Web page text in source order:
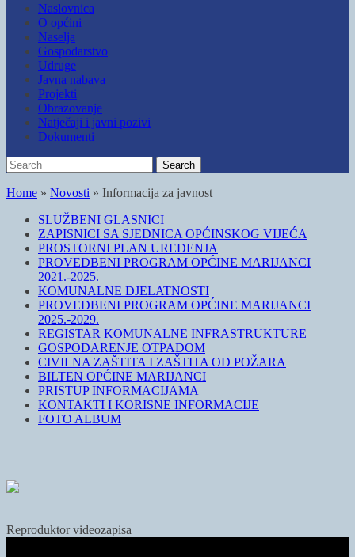
Toggle
mobile
menu
Naslovnica
O općini
Naselja
Gospodarstvo
Udruge
Javna nabava
Projekti
Obrazovanje
Natječaji i javni pozivi
Dokumenti
Search
for:
Search
Home » Novosti » Informacija za javnost
SLUŽBENI GLASNICI
ZAPISNICI SA SJEDNICA OPĆINSKOG VIJEĆA
PROSTORNI PLAN UREĐENJA
PROVEDBENI PROGRAM OPĆINE MARIJANCI
2021.-2025.
KOMUNALNE DJELATNOSTI
PROVEDBENI PROGRAM OPĆINE MARIJANCI
2025.-2029.
REGISTAR KOMUNALNE INFRASTRUKTURE
GOSPODARENJE OTPADOM
CIVILNA ZAŠTITA I ZAŠTITA OD POŽARA
BILTEN OPĆINE MARIJANCI
PRISTUP INFORMACIJAMA
KONTAKTI I KORISNE INFORMACIJE
FOTO ALBUM
Reproduktor videozapisa